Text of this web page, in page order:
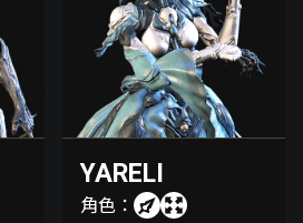
YARELI
角色：